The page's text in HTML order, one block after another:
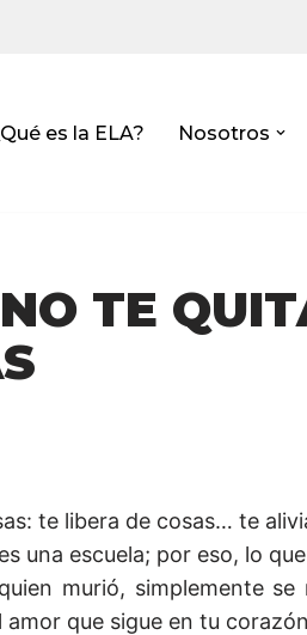
es la ELA? Nosotros
TE
te libera de cosas… te
una escuela; por eso, lo
murió, simplemente
amor que sigue en tu